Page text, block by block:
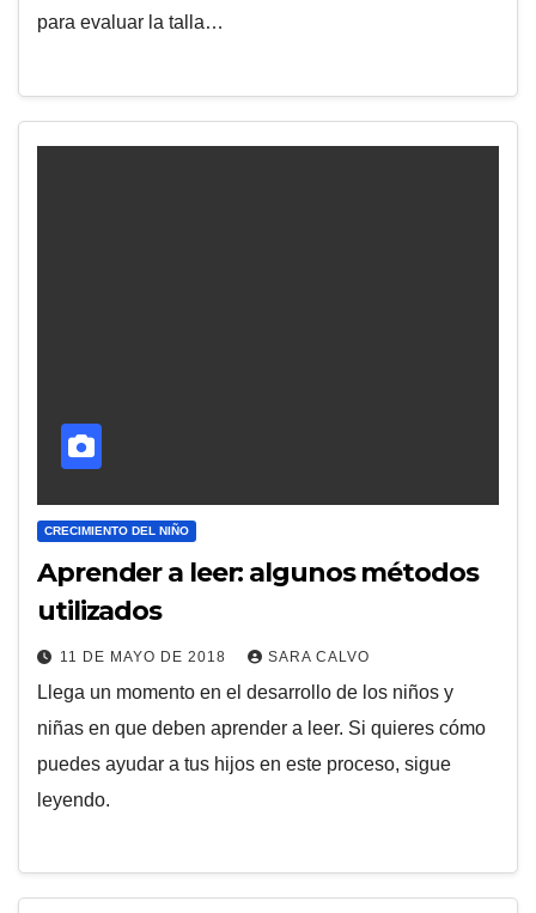
para evaluar la talla…
CRECIMIENTO DEL NIÑO
Aprender a leer: algunos métodos
utilizados
11 DE MAYO DE 2018 SARA CALVO
Llega un momento en el desarrollo de los niños y
niñas en que deben aprender a leer. Si quieres cómo
puedes ayudar a tus hijos en este proceso, sigue
leyendo.